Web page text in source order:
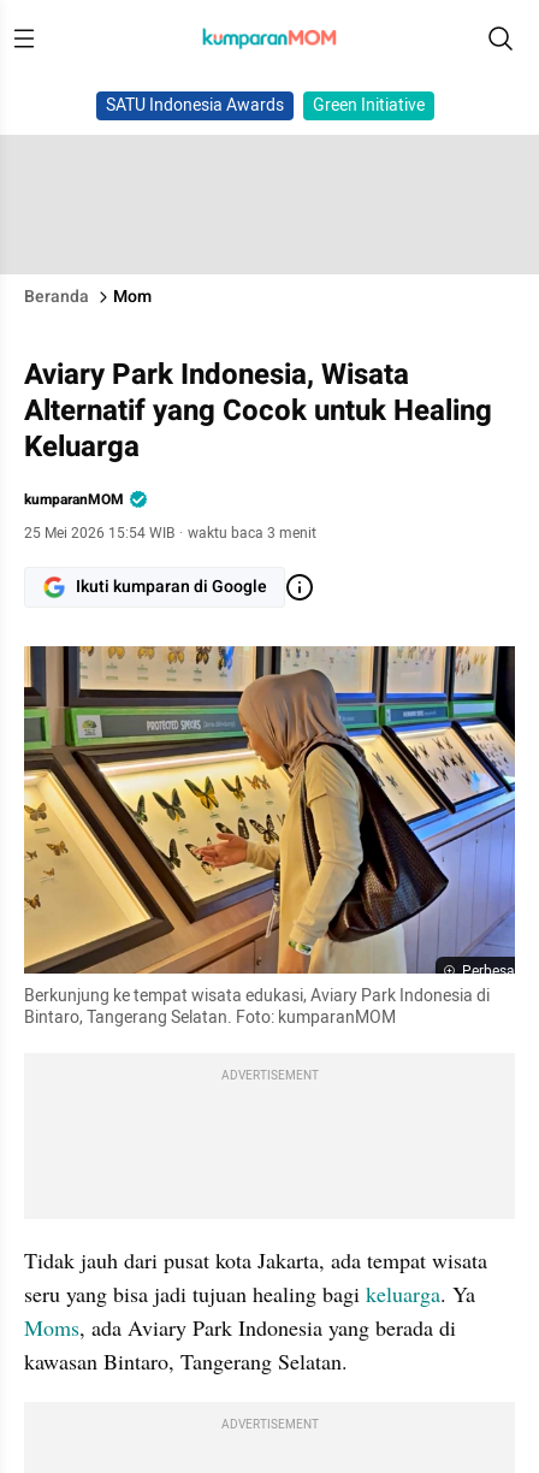
SATU Indonesia Awards Green Initiative
Beranda Mom
Aviary Park Indonesia, Wisata
Alternatif yang Cocok untuk Healing
Keluarga
kumparanMOM
25 Mei 2026 15:54 WIB · waktu baca 3 menit
Ikuti kumparan di Google
Perbesar
Berkunjung ke tempat wisata edukasi, Aviary Park Indonesia di
Bintaro, Tangerang Selatan. Foto: kumparanMOM
ADVERTISEMENT
Tidak jauh dari pusat kota Jakarta, ada tempat wisata
seru yang bisa jadi tujuan healing bagi keluarga
Moms, ada Aviary Park Indonesia yang berada di
kawasan Bintaro, Tangerang Selatan.
ADVERTISEMENT